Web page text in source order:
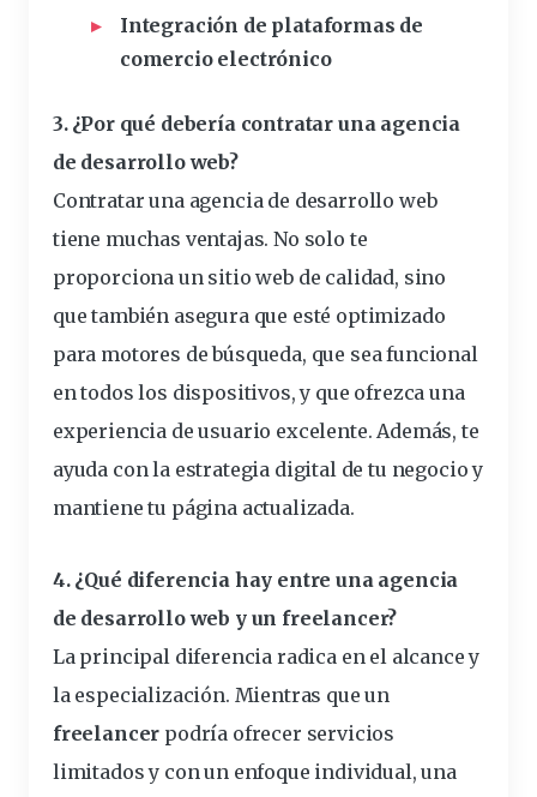
Integración de plataformas de
comercio electrónico
3. ¿Por qué debería contratar una agencia
de desarrollo web?
Contratar una agencia de desarrollo web
tiene muchas ventajas. No solo te
proporciona un sitio webde calidad, sino
que también asegura que esté optimizado
para motores debúsqueda, que sea funcional
en todos los dispositivos, y que ofrezca una
experiencia de usuario excelente. Además, te
ayuda con la estrategia digital de tu negocio y
mantiene tu página actualizada.
4. ¿Qué diferencia hay entre una agencia
de desarrollo web y un freelancer?
La principal diferencia radica en el alcance y
la especialización. Mientras que un
freelancer podría ofrecer servicios
limitados y con un enfoque individual, una